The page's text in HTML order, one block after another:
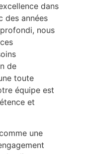
dans
des années
nous
de
toute
équipe est
et
une